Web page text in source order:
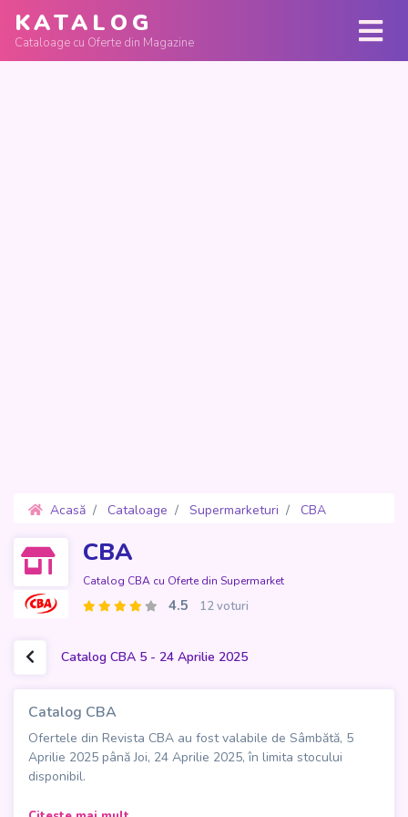
KATALOG
Cataloage cu Oferte din Magazine
Acasă Cataloage Supermarketuri
CBA
CBA
Catalog CBA cu Oferte din Supermarket
4.5 12 voturi
Catalog CBA 5 - 24 Aprilie 2025
Catalog CBA
Ofertele din Revista CBA au fost valabile de Sâmbătă, 5
Aprilie 2025 până Joi, 24 Aprilie 2025, în limita stocului
disponibil.
Descoperăsoluția zilnică pentru cumpărături avantajoase